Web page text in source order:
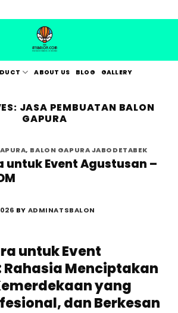
ABOUT US BLOG GALLERY
JASA PEMBUATAN BALON
GAPURA
, BALON GAPURA JABODETABEK
untuk Event Agustusan –
BY ADMINATSBALON
untuk Event
Menciptakan
yang
dan Berkesan